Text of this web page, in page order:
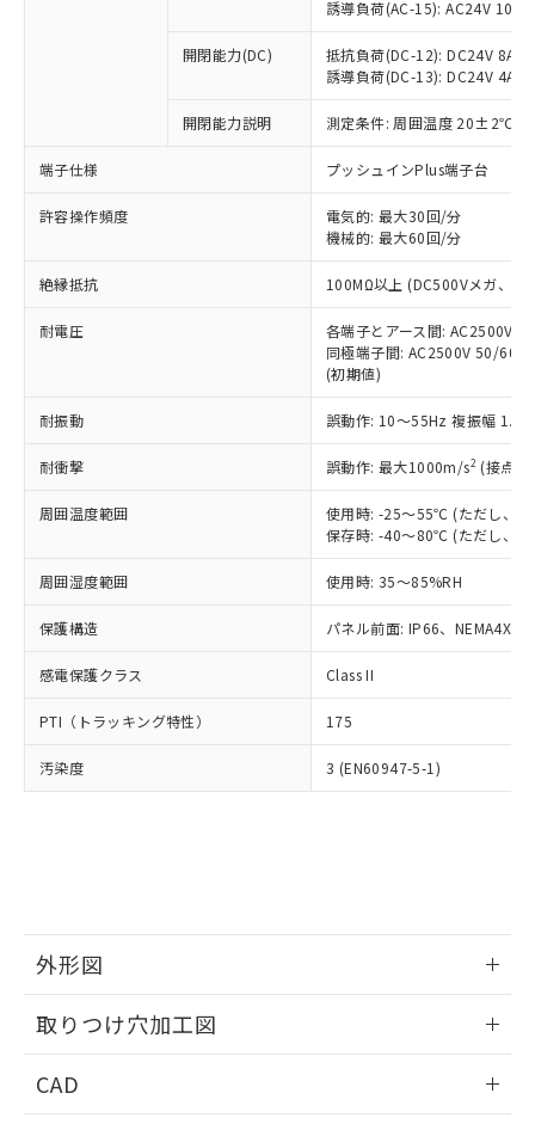
誘導負荷(AC-15): AC24V
開閉能力(DC)
抵抗負荷(DC-12): DC24V 8A/
誘導負荷(DC-13): DC24V 4A/
開閉能力説明 測定条件: 周囲温度 20±2℃、
端子仕様 プッシュインPlus端子台
許容操作頻度
電気的: 最大30回/分
機械的: 最大60回/分
絶縁抵抗 100MΩ以上 (DC500Vメガ、点
耐電圧
各端子とアース間: AC2500V
同極端子間: AC2500V 50/
(初期値)
耐振動 誤動作: 10～55Hz 複振幅
耐衝撃 誤動作: 最大1000m/s2 (接点
周囲温度範囲
使用時: -25～55℃ (ただし、氷
保存時: -40～80℃ (ただし、氷
周囲湿度範囲 使用時: 35～85%RH
保護構造 パネル前面: IP66、NEMA4X,
感電保護クラス Class II
PTI（トラッキング特性） 175
汚染度 3 (EN60947-5-1)
外形図
取りつけ穴加工図
CAD
本サービスの対象外となる商品もある
在庫状況および標準価格照会結果は、
記載している更新日時点での社内デー
タに基づき作成されるものであり、閲
覧された時点での実際の在庫および標
準価格とは異なる場合があることをご
正式な納期状況および標準価格はお客
様のお取引先、またはお客様担当のオ
ムロン制御機器販売店・当社販売員に
販売ネットワーク
」をご確認
在庫状況および標準価格結果を当社の
事前の承諾なく第三者に漏洩または開
示しないようお願いします。
マイパーツ機能（部品リスト作成サー
ビス）をご利用いただくには、I-Web
メンバーズにご登録されている必要が
登録された部品リストについて、当社
および当社の共同利用者が、当社の製
品・サービスに関するお客様との取
引・商談に必要な範囲で利用すること
※当社の共同利用者とは、"個人情報
の「1.共同利
用者の範囲」に記載されている法人を
指します。
いたものが、含有品と判明した場合などや
むを得ず変更することがあります。
鉛(Pb) 1000ppm以下、 水銀(Hg) 1000ppm以下、 カド
類(PBB) 1000ppm以下、ポリ臭化ジフェニルエーテル類
(PBDE) 1000ppm以下、フタル酸ビス(2-エチルヘキシ
ル) (DEHP)(別名：DOP) 1000ppm以下、フタル酸ブチ
ルベンジル（BBP） 1000ppm以下、フタル酸ジブチル
（DBP） 1000ppm以下、フタル酸ジイソブチル
但し、RoHS指令で産業用監視および制御機器に対する
図的な使用がないことを確認しています。
部品在庫の切り替え状況などにより、予定
月が前後することがあります。
※3 非含有証明書ダウンロード
下記の非含有証明書をダウンロードするこ
EU RoHS指令（10物質）の非含有証明書
51物質の非含有証明書（当社基準）
※本証明書は発行日時点で非含有を証明す
るもので、過去に遡って非含有を証明する
既に当社にて対応品への在庫切替を完了
していることから、特段のことがない限
基準値を超えていることを示します。
「－」：未確認です。当社販売部門へお問
*中国RoHS10物質の基準値 (GB/T26572)：
Pb(鉛) :1000ppm、 Hg(水銀) : 1000ppm、 Cd(カドミウ
ム) : 100ppm、
Cr(Ⅵ)(六価クロム) : 1000ppm、 PBBs(ポリ臭化ビフェ
ニル類) : 1000ppm、 PBDEs(ポリ臭化ジフェニルエーテ
ル類) : 1000ppm、
DBP(フタル酸ジブチル) : 1000ppm、 DIBP(フタル酸ジ
イソブチル) : 1000ppm、 BBP(フタル酸ブチルベンジ
DEHP(フタル酸ビス(2-エチルヘキシル)) : 1000ppm
準値以下であることを示します。
「10」：通常の使用状況下において有害物
質が外部に漏えいし、環境に深刻な影響を
及ぼさない年数を意味します。
「－」：未確認です。当社販売部門へお問
当社は、これら貴社製品のうち、外国
為替および外国貿易法に定める商品
（以下｢規制貨物等」という）を輸出
国政府の輸出許可(または役務取引許
可)を取得するなどの必要な手続きを
当社は規制貨物を破棄する場合は、完
全に破砕するなど、違法に輸出されな
いよう必要な手段を講じます。
当社は貴社製品を、核兵器、ミサイ
ル、化学兵器、生物兵器またはその他
武器並びにこれらの製造装置等に一切
当社は、貴社製品を第三者に販売する
場合は、上記1、2および3の内容を当
該第三者に通知します。また当社は、
販売先および販売に係わる関係者が違
法に輸出するおそれがある場合は、取
り引きをいたしません。
説明
一定数以上の在庫あり
一定数には満たないが在庫あり
在庫なし(最新の在庫状況につ
いては、お客様のお取引先、ま
たはお客様担当のオムロン制御
機器販売店・当社販売員にご確
受注生産機種、また在庫状況の
情報を公開していない機種